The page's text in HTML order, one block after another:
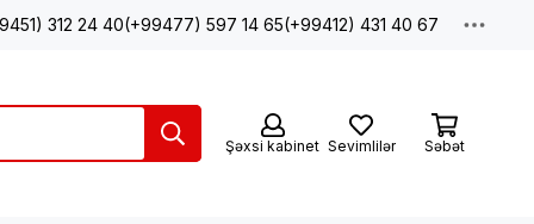
312 24 40(+99477) 597 14 65(+99412) 431 40 67
Şəxsi kabinet Sevimlilər Səbət